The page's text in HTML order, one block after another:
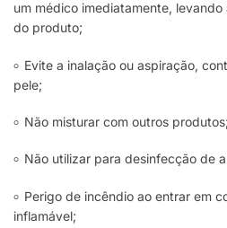
um médico imediatamente,
do produto;
৹ Evite a inalação ou aspiração,
pele;
৹ Não misturar com outros produtos;
৹ Não utilizar para desinfecção de
৹ Perigo de incêndio ao entrar em
inflamável;